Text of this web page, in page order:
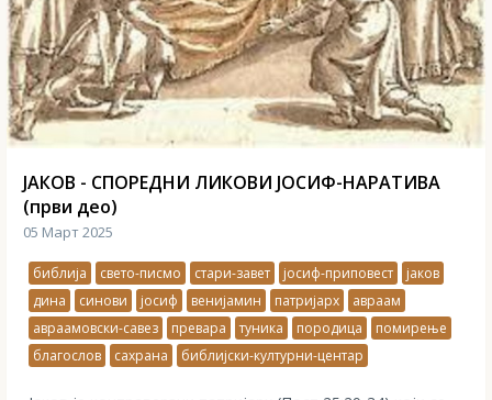
ЈАКОВ - СПОРЕДНИ ЛИКОВИ ЈОСИФ-НАРАТИВА
(први део)
05 Март 2025
библија свето-писмо стари-завет јосиф-приповест
јаков
дина
синови јосиф венијамин патријарх
авраам
авраамовски-савез
превара туника породица
помирење
благослов
сахрана библијски-културни-центар